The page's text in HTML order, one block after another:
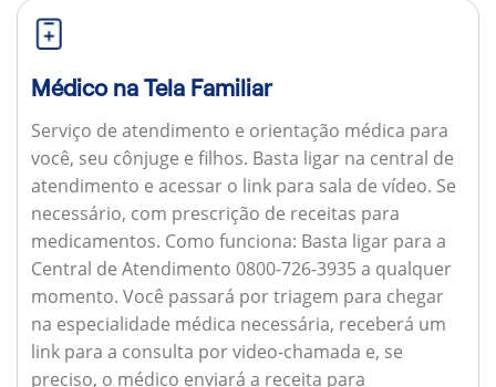
Médico na Tela Familiar
Serviço de atendimento e orientação médica para
você, seu cônjuge e filhos. Basta ligar na central de
atendimento e acessar o link para sala de vídeo. Se
necessário, com prescrição de receitas para
medicamentos. Como funciona: Basta ligar para a
Central de Atendimento 0800-726-3935 a qualquer
momento. Você passará por triagem para chegar
na especialidade médica necessária, receberá um
link para a consulta por video-chamada e, se
preciso, o médico enviará a receita para